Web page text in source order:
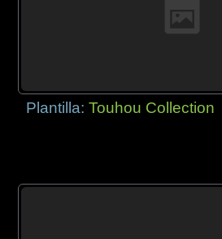
Plantilla:Touhou Collection